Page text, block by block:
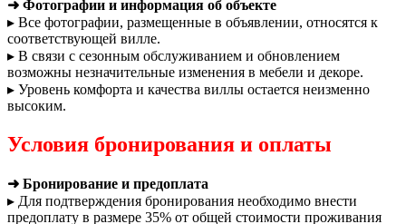
➜ Фотографии и информация об объекте
▸ Все фотографии, размещенные в объявлении, относятся к
соответствующей вилле.
▸ В связи с сезонным обслуживанием и обновлением
возможны незначительные изменения в мебели и декоре.
▸ Уровень комфорта и качества виллы остается неизменно
высоким.
Условия бронирования и оплаты
➜ Бронирование и предоплата
▸ Для подтверждения бронирования необходимо внести
предоплату в размере 35% от общей стоимости проживания